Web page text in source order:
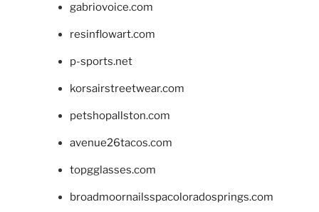
gabriovoice.com
resinflowart.com
p-sports.net
korsairstreetwear.com
petshopallston.com
avenue26tacos.com
topgglasses.com
broadmoornailsspacoloradosprings.com